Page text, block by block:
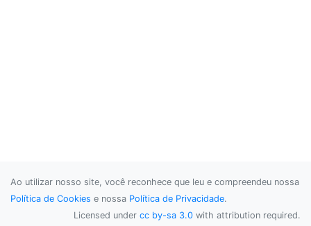
Ao utilizar nosso site, você reconhece que leu e compreendeu nossa
Política de Cookies e nossa Política de Privacidade.
Licensed under cc by-sa 3.0 with attribution required.